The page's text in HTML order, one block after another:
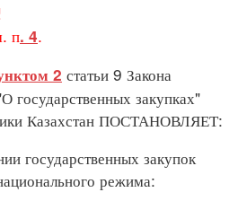
п. 4.
2 статьи 9 Закона
государственных закупках"
Казахстан ПОСТАНОВЛЯЕТ:
государственных закупок
режима: